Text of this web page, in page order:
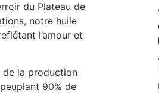
du Plateau de
notre huile
l’amour et
de la production
90% de